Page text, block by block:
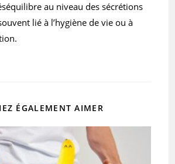
au niveau des sécrétions
lié à l’hygiène de vie ou à
ÉGALEMENT AIMER